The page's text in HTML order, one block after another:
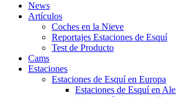
News
Artículos
Coches en la Nieve
Reportajes Estaciones de Esquí
Test de Producto
Cams
Estaciones
Estaciones de Esquí en Europa
Estaciones de Esquí en